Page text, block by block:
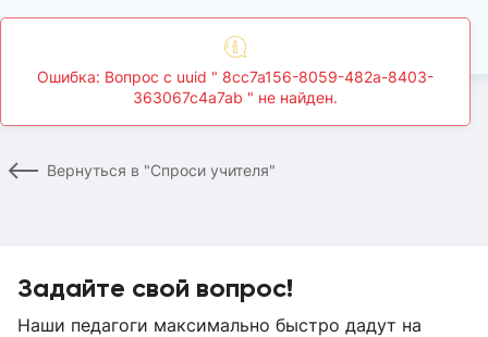
Спроси учителя Страница вопроса
Вернуться в "Спроси учителя"
Задайте свой вопрос!
Наши педагоги максимально быстро дадут на